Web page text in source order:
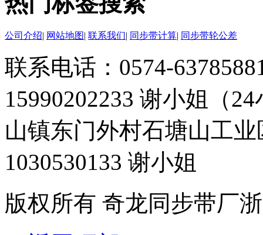
公司介绍| 网站地图| 联系我们| 同步带计算| 同步带轮公差
联系电话：0574-
15990202233 谢小姐（
山镇东门外村石塘山工
1030530133 谢小姐
版权所有 奇龙同步带厂